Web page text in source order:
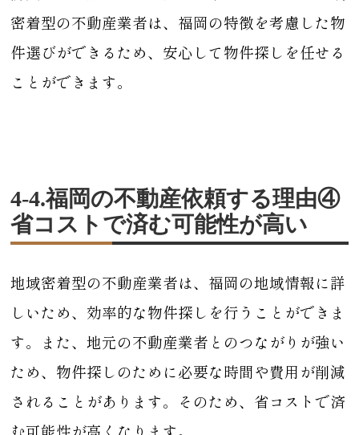
密着型の不動産業者は、福岡の特徴を考慮した物
件選びができるため、安心して物件探しを任せる
ことができます。
4-4.福岡の不動産依頼する理由④
省コストで済む可能性が高い
地域密着型の不動産業者は、福岡の地域情報に詳
しいため、効率的な物件探しを行うことができま
す。また、地元の不動産業者とのつながりが強い
ため、物件探しのために必要な時間や費用が削減
されることがあります。そのため、省コストで済
む可能性が高くなります。